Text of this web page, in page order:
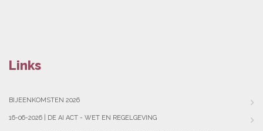
Links
BIJEENKOMSTEN 2026
16-06-2026 | DE AI ACT - WET EN REGELGEVING